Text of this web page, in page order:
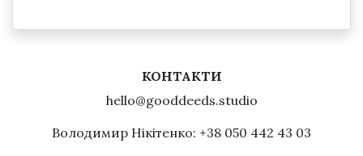
КОНТАКТИ
hello@gooddeeds.studio
Володимир Нікітенко: +38 050 442 43 03